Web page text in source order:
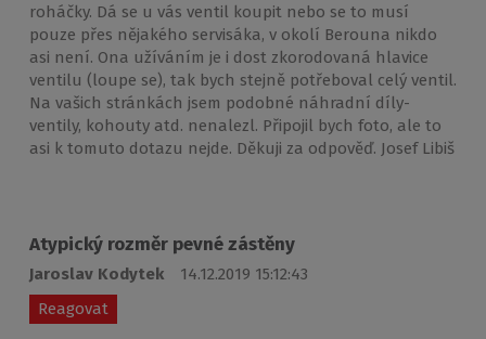
roháčky. Dá se u vás ventil koupit nebo se to musí
pouze přes nějakého servisáka, v okolí Berouna nikdo
asi není. Ona užíváním je i dost zkorodovaná hlavice
ventilu (loupe se), tak bych stejně potřeboval celý ventil.
Na vašich stránkách jsem podobné náhradní díly-
ventily, kohouty atd. nenalezl. Připojil bych foto, ale to
asi k tomuto dotazu nejde. Děkuji za odpověď. Josef Libiš
Atypický rozměr pevné zástěny
Jaroslav Kodytek
14.12.2019 15:12:43
Reagovat